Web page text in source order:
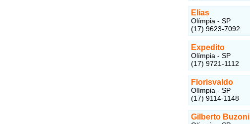
Elias
Olímpia - SP
(17) 9623-7092
Expedito
Olímpia - SP
(17) 9721-1112
Florisvaldo
Olímpia - SP
(17) 9114-1148
Gilberto Buzoni